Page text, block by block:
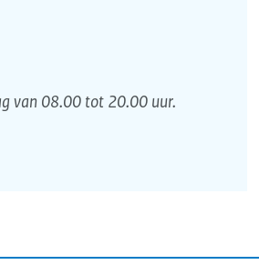
van 08.00 tot 20.00 uur.